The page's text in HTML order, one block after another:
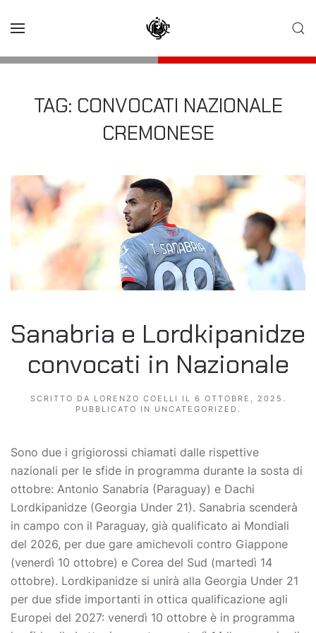
TAG: CONVOCATI NAZIONALE
CREMONESE
Sanabria e Lordkipanidze
convocati in Nazionale
SCRITTO DA LORENZO COELLI IL 6 OTTOBRE, 2025 .
PUBBLICATO IN UNCATEGORIZED .
Sono due i grigiorossi chiamati dalle rispettive
nazionali per le sfide in programma durante la sosta di
ottobre: Antonio Sanabria (Paraguay) e Dachi
Lordkipanidze (Georgia Under 21). Sanabria scenderà
in campo con il Paraguay, già qualificato ai Mondiali
del 2026, per due gare amichevoli contro Giappone
(venerdì 10 ottobre) e Corea del Sud (martedì 14
ottobre). Lordkipanidze si unirà alla Georgia Under 21
per due sfide importanti in ottica qualificazione agli
Europei del 2027: venerdì 10 ottobre è in programma